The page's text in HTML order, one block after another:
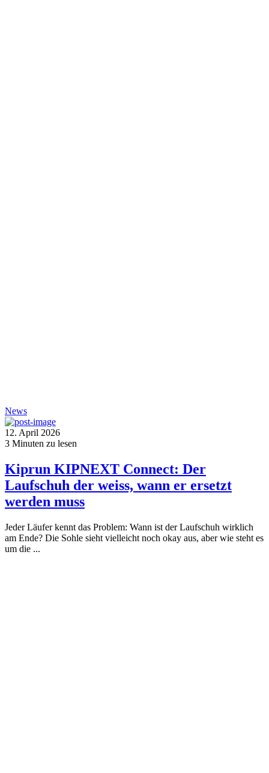
News
12. April 2026
3 Minuten zu lesen
Kiprun KIPNEXT Connect: Der
Laufschuh der weiss, wann er ersetzt
werden muss
Jeder Läufer kennt das Problem: Wann ist der Laufschuh wirklich
am Ende? Die Sohle sieht vielleicht noch okay aus, aber wie steht es
um die ...